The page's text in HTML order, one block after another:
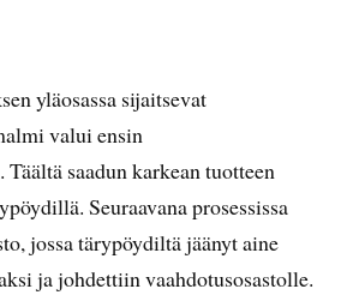
yläosassa sijaitsevat
valui ensin
saadun karkean tuotteen
Seuraavana prosessissa
jossa tärypöydiltä jäänyt aine
ja johdettiin vaahdotusosastolle.